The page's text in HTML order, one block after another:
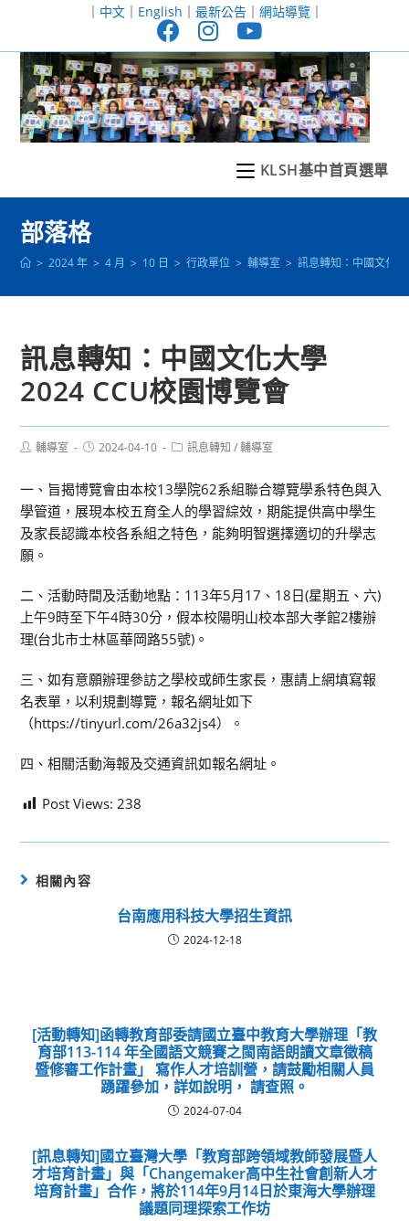
至
｜ 中文｜ English ｜ 最新公告｜ 網站導覽｜
KLSH基中首頁選單
部落格
> 2024 年 > 4 月 > 10 日 > 行政單位 > 輔導室 > 訊息轉知：中國文化
訊息轉知：中國文化大學
2024 CCU校園博覽會
Post輔導室
Post2024-04-10
Post訊息轉知 / 輔導室
一、旨揭博覽會由本校13學院62系組聯合導覽學系特色與入
學管道，展現本校五育全人的學習綜效，期能提供高中學生
及家長認識本校各系組之特色，能夠明智選擇適切的升學志
願。
二、活動時間及活動地點：113年5月17、18日(星期五、六)
上午9時至下午4時30分，假本校陽明山校本部大孝館2樓辦
理(台北市士林區華岡路55號)。
三、如有意願辦理參訪之學校或師生家長，惠請上網填寫報
名表單，以利規劃導覽，報名網址如下
（https://tinyurl.com/26a32js4）。
四、相關活動海報及交通資訊如報名網址。
Post Views: 238
相關內容
台南應用科技大學招生資訊
2024-12-18
[活動轉知]函轉教育部委請國立臺中教育大學辦理「教
育部113-114 年全國語文競賽之閩南語朗讀文章徵稿
暨修審工作計畫」 寫作人才培訓營，請鼓勵相關人員
踴躍參加，詳如說明， 請查照。
2024-07-04
[訊息轉知]國立臺灣大學「教育部跨領域教師發展暨人
才培育計畫」與「Changemaker高中生社會創新人才
培育計畫」合作，將於114年9月14日於東海大學辦理
議題同理探索工作坊